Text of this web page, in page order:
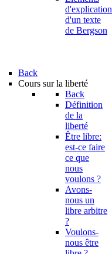
d'explication
d'un texte
de Bergson
Back
Cours sur la liberté
Back
Définition
de la
liberté
Être libre:
est-ce faire
ce que
nous
voulons ?
Avons-
nous un
libre arbitre
?
Voulons-
nous être